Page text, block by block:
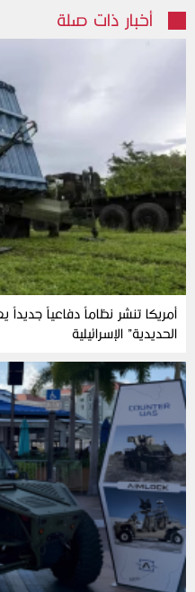
أخبار ذات صلة
أمريكا تنشر نظاماً دفاعياً جديداً
الحديدية” الإسرائيلية